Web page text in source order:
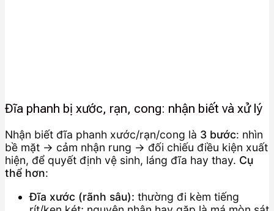
Đĩa phanh bị xước, rạn, cong: nhận biết và xử lý
Nhận biết đĩa phanh xước/rạn/cong là 3 bước: nhìn
bề mặt → cảm nhận rung → đối chiếu điều kiện xuất
hiện, để quyết định vệ sinh, láng đĩa hay thay. Cụ
thể hơn:
Đĩa xước (rãnh sâu): thường đi kèm tiếng